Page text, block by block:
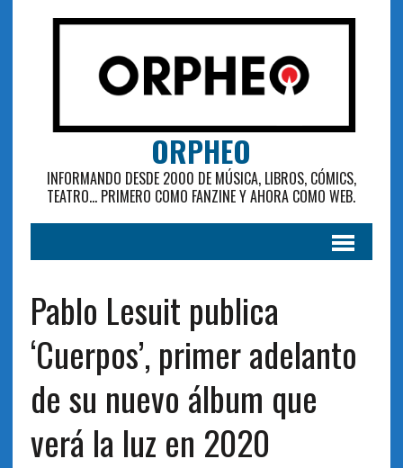
ORPHEO
INFORMANDO DESDE 2000 DE MÚSICA, LIBROS, CÓMICS,
TEATRO... PRIMERO COMO FANZINE Y AHORA COMO WEB.
Pablo Lesuit publica
‘Cuerpos’, primer adelanto
de su nuevo álbum que
verá la luz en 2020